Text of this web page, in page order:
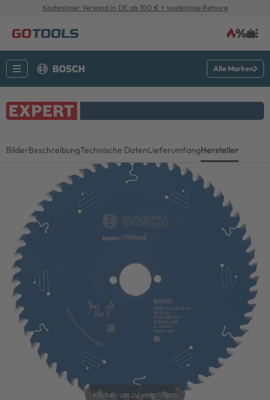
Kostenloser Versand in DE ab 100 € + kostenlose Retoure
Alle Marken
BilderBeschreibungTechnische DatenLieferumfangHersteller
Klicken um zu vergrößern